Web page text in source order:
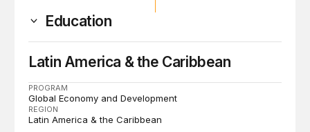
Education
Latin America & the Caribbean
PROGRAM
Global Economy and Development
REGION
Latin America & the Caribbean